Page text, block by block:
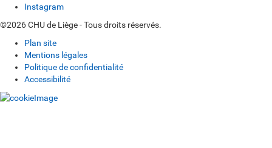
Instagram
©2026 CHU de Liège - Tous droits réservés.
Plan site
Mentions légales
Politique de confidentialité
Accessibilité